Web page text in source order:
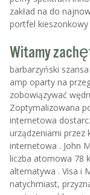
zakład na do
portfel
Witamy
barbarzyński
amp oparty na
zobowiązywać
Zoptymalizowana
internetowa
urządzeniami przez
internetowa . John
liczba atomowa 78
alternatywa . Visa i
natychmiast,